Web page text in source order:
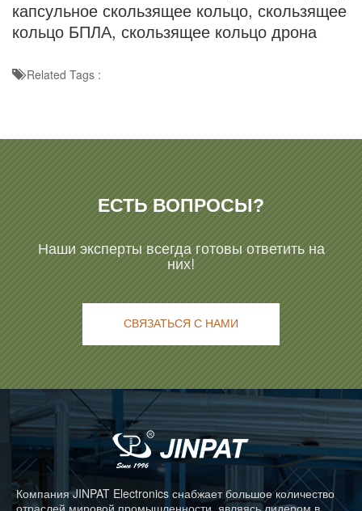
капсульное скользящее кольцо, скользящее
кольцо БПЛА, скользящее кольцо дрона
Related Tags :
ЕСТЬ ВОПРОСЫ?
Наши эксперты всегда готовы ответить на
них!
СВЯЗАТЬСЯ С НАМИ
Компания JINPAT Electronics снабжает большое количество
отраслей мировой промышленности, являясь лидером в